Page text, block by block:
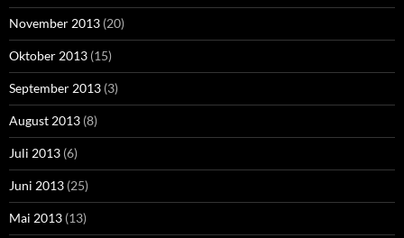
November 2013 (20)
Oktober 2013 (15)
September 2013 (3)
August 2013 (8)
Juli 2013 (6)
Juni 2013 (25)
Mai 2013 (13)